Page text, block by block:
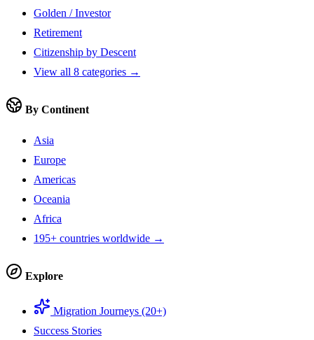
Golden / Investor
Retirement
Citizenship by Descent
View all 8 categories →
By Continent
Asia
Europe
Americas
Oceania
Africa
195+ countries worldwide →
Explore
Migration Journeys (20+)
Success Stories